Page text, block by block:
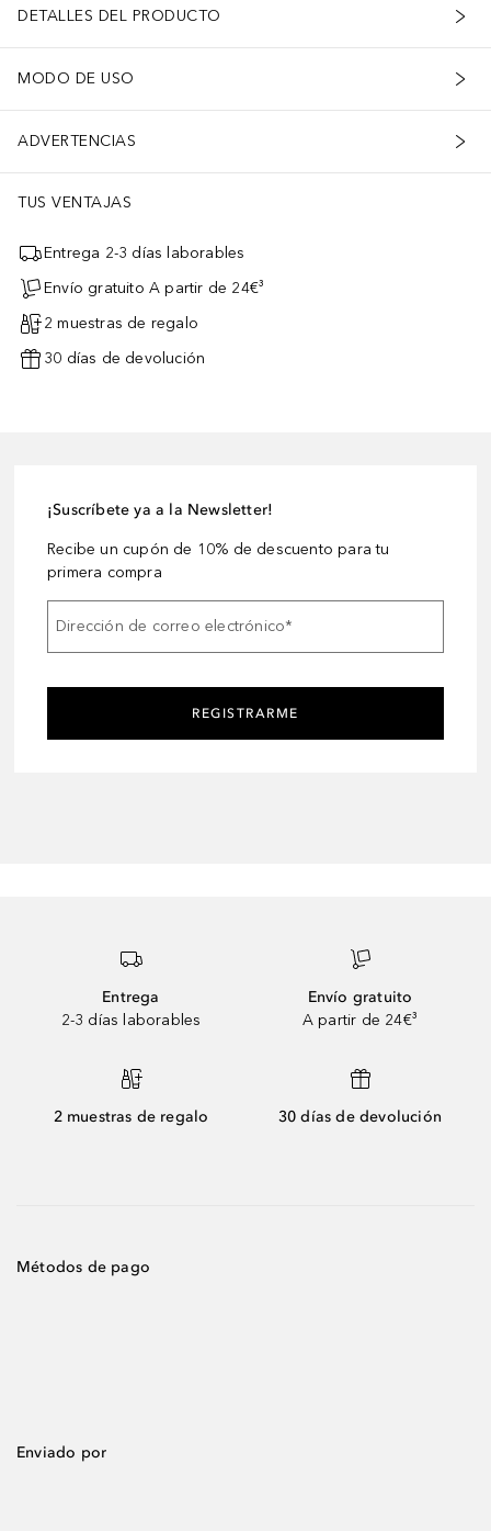
DETALLES DEL PRODUCTO
MODO DE USO
ADVERTENCIAS
TUS VENTAJAS
Entrega 2-3 días laborables
Envío gratuito A partir de 24€³
2 muestras de regalo
30 días de devolución
¡Suscríbete ya a la Newsletter!
Recibe un cupón de 10% de descuento para tu
primera compra
Dirección de correo electrónico*
REGISTRARME
Entrega
2-3 días laborables
Envío gratuito
A partir de 24€³
2 muestras de regalo 30 días de devolución
Métodos de pago
Enviado por